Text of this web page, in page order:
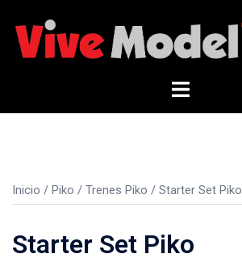
contenido
Alternar
Inicio / Piko / Trenes Piko / Starter Set Piko
Starter Set Piko